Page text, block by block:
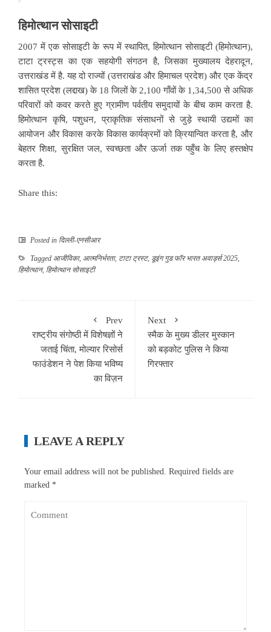
हिमोत्थान सोसाइटी
2007 में एक सोसाइटी के रूप में स्थापित, हिमोत्थान सोसाइटी (हिमोत्थान),
टाटा ट्रस्ट्स का एक सहयोगी संगठन है, जिसका मुख्यालय देहरादून,
उत्तराखंड में है. यह दो राज्यों (उत्तराखंड और हिमाचल प्रदेश) और एक केंद्र
शासित प्रदेश (लद्दाख) के 18 जिलों के 2,100 गाँवों के 1,34,500 से अधिक
परिवारों को कवर करते हुए ग्रामीण पर्वतीय समुदायों के बीच काम करता है.
हिमोत्थान कृषि, पशुधन, प्राकृतिक संसाधनों से जुड़े स्थायी उद्यमों का
आयोजन और विकास करके विकास कार्यक्रमों को क्रियान्वित करता है, और
बेहतर शिक्षा, सुरक्षित जल, स्वच्छता और ऊर्जा तक पहुँच के लिए हस्तक्षेप
करता है.
Share this:
Posted in दिल्ली-एनसीआर
Tagged आजीविका, आत्मनिर्भरता, टाटा ट्रस्ट, डूइंग गुड फॉर भारत अवार्ड्स 2025,
हिमोत्थान, हिमोत्थान सोसाइटी
Prev
राष्ट्रीय संगोष्ठी में विशेषज्ञों ने
जताई चिंता, मोल्यार रिसोर्स
फाउंडेशन ने पेश किया भविष्य
का विज़न
Next
स्मैक के मुख्य डीलर मुस्कान
को बड़कोट पुलिस ने किया
गिरफ्तार
LEAVE A REPLY
Your email address will not be published.
Required fields are
marked *